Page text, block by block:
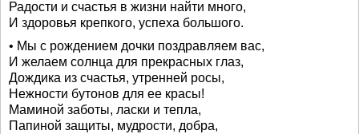
Радости и счастья в жизни найти много,
И здоровья крепкого, успеха большого.
• Мы с рождением дочки поздравляем вас,
И желаем солнца для прекрасных глаз,
Дождика из счастья, утренней росы,
Нежности бутонов для ее красы!
Маминой заботы, ласки и тепла,
Папиной защиты, мудрости, добра,